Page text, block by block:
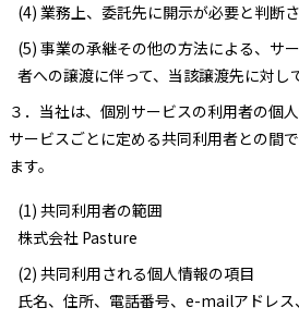
(4) 業務上、委託先に開示が必要と判断
(5) 事業の承継その他の方法による、サ
者への譲渡に伴って、当該譲渡先に対し
３． 当社は、個別サービスの利用者の個
サービスごとに定める共同利用者との間
ます。
(1) 共同利用者の範囲
株式会社 Pasture
(2) 共同利用される個人情報の項目
氏名、住所、電話番号、e-mailアドレ